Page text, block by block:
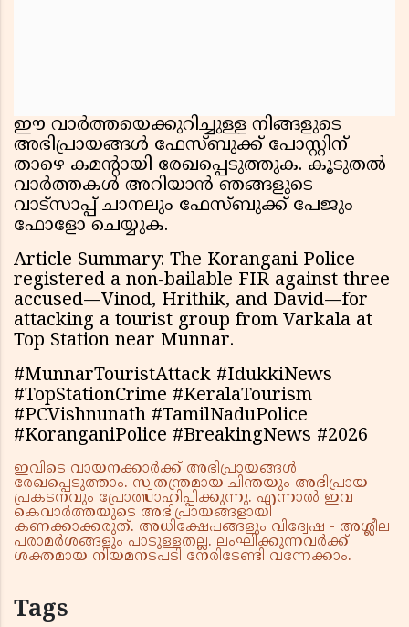
ഈ വാർത്തയെക്കുറിച്ചുള്ള നിങ്ങളുടെ
അഭിപ്രായങ്ങൾ ഫേസ്ബുക്ക് പോസ്റ്റിന്
താഴെ കമൻ്റായി രേഖപ്പെടുത്തുക. കൂടുതൽ
വാർത്തകൾ അറിയാൻ ഞങ്ങളുടെ
വാട്സാപ്പ് ചാനലും ഫേസ്ബുക്ക് പേജും
ഫോളോ ചെയ്യുക.
Article Summary: The Korangani Police
registered a non-bailable FIR against three
accused—Vinod, Hrithik, and David—for
attacking a tourist group from Varkala at
Top Station near Munnar.
#MunnarTouristAttack #IdukkiNews
#TopStationCrime #KeralaTourism
#PCVishnunath #TamilNaduPolice
#KoranganiPolice #BreakingNews #2026
ഇവിടെ വായനക്കാർക്ക് അഭിപ്രായങ്ങൾ
രേഖപ്പെടുത്താം. സ്വതന്ത്രമായ ചിന്തയും അഭിപ്രായ
പ്രകടനവും പ്രോത്സാഹിപ്പിക്കുന്നു. എന്നാൽ ഇവ
കെവാർത്തയുടെ അഭിപ്രായങ്ങളായി
കണക്കാക്കരുത്. അധിക്ഷേപങ്ങളും വിദ്വേഷ - അശ്ലീല
പരാമർശങ്ങളും പാടുള്ളതല്ല. ലംഘിക്കുന്നവർക്ക്
ശക്തമായ നിയമനടപടി നേരിടേണ്ടി വന്നേക്കാം.
Tags